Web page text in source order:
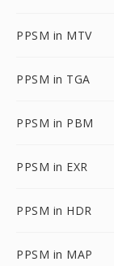
PPSM in MTV
PPSM in TGA
PPSM in PBM
PPSM in EXR
PPSM in HDR
PPSM in MAP